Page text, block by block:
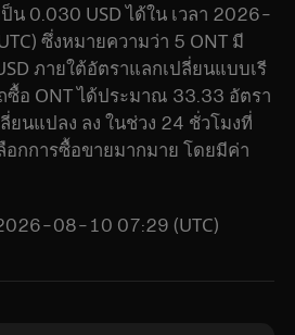
น 0.030 USD ได้ใน เวลา 2026-
ซึ่งหมายความว่า 5 ONT มี
ภายใต้อัตราแลกเปลี่ยนแบบเรี
ซื้อ ONT ได้ประมาณ 33.33 อัตรา
ยนแปลง ลง ในช่วง 24 ชั่วโมงที่
กการซื้อขายมากมาย โดยมีค่า
08-10 07:29 (UTC)